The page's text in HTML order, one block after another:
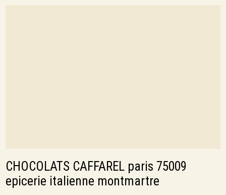
CHOCOLATS CAFFAREL paris 75009
epicerie italienne montmartre